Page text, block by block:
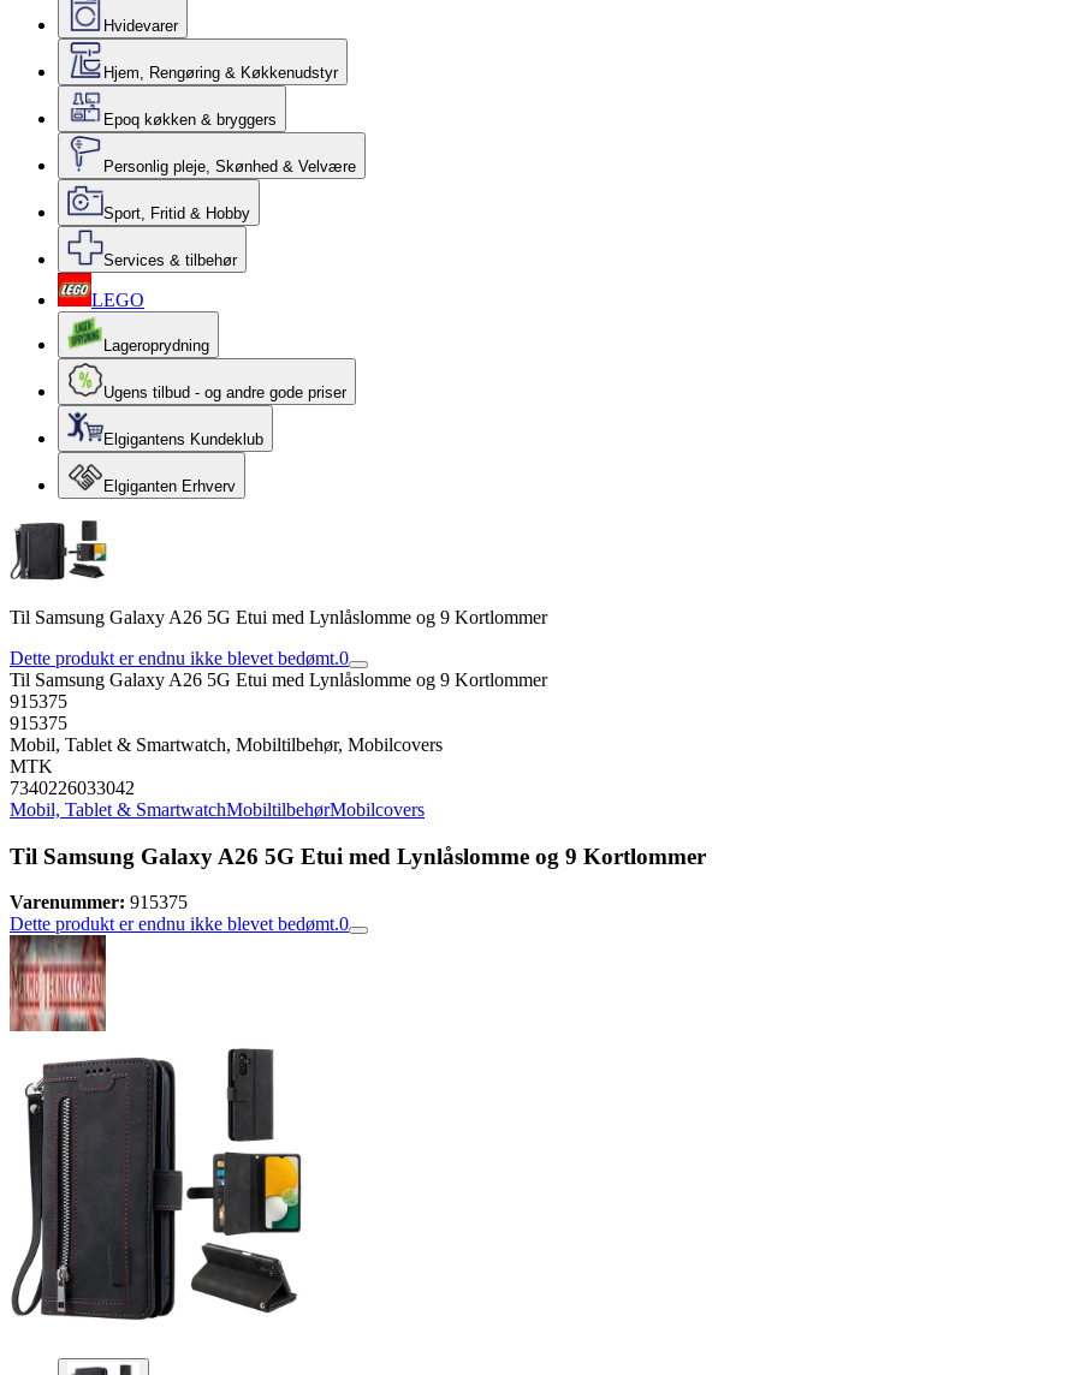
Hvidevarer
Hjem, Rengøring & Køkkenudstyr
Epoq køkken & bryggers
Personlig pleje, Skønhed & Velvære
Sport, Fritid & Hobby
Services & tilbehør
LEGO
Lageroprydning
Ugens tilbud - og andre gode priser
Elgigantens Kundeklub
Elgiganten Erhverv
Til Samsung Galaxy A26 5G Etui med Lynlåslomme og 9 Kortlommer
Dette produkt er endnu ikke blevet bedømt.0
Til Samsung Galaxy A26 5G Etui med Lynlåslomme og 9 Kortlommer
915375
915375
Mobil, Tablet & Smartwatch, Mobiltilbehør, Mobilcovers
MTK
7340226033042
Mobil, Tablet & SmartwatchMobiltilbehørMobilcovers
Til Samsung Galaxy A26 5G Etui med Lynlåslomme og 9 Kortlommer
Varenummer: 915375
Dette produkt er endnu ikke blevet bedømt.0